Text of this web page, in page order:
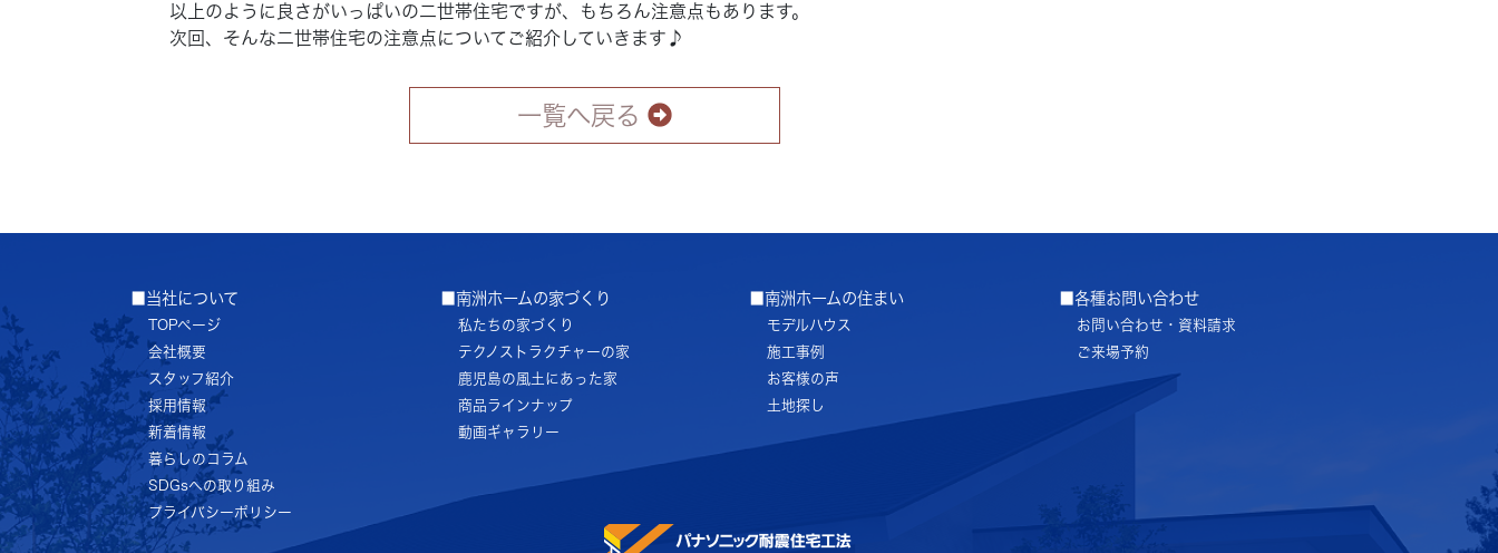
以上のように良さがいっぱいの二世帯住宅ですが、もちろん注意点もあります。
次回、そんな二世帯住宅の注意点についてご紹介していきます♪
一覧へ戻る
■当社について
TOPページ
会社概要
スタッフ紹介
採用情報
新着情報
暮らしのコラム
SDGsへの取り組み
プライバシーポリシー
■南洲ホームの家づくり
私たちの家づくり
テクノストラクチャーの家
鹿児島の風土にあった家
商品ラインナップ
動画ギャラリー
■南洲ホームの住まい
モデルハウス
施工事例
お客様の声
土地探し
■各種お問い合わせ
お問い合わせ・資料請求
ご来場予約